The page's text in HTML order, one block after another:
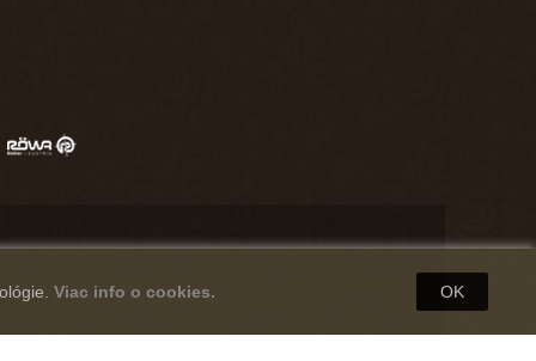
Viac info o cookies. OK